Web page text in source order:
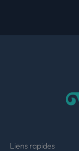
Liens rapides